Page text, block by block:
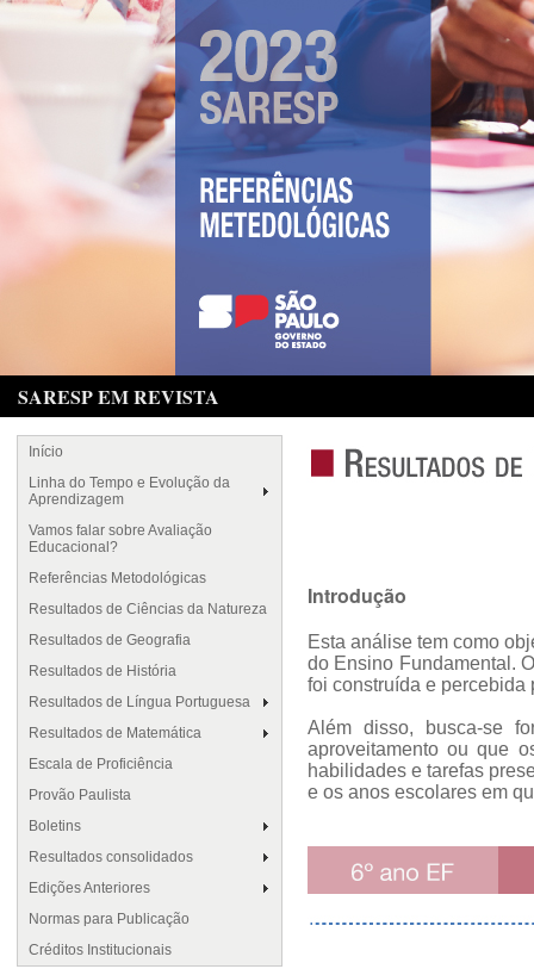
SARESP EM REVISTA
Início
Linha do Tempo e Evolução da
Aprendizagem
Vamos falar sobre Avaliação
Educacional?
Referências Metodológicas
Resultados de Ciências da Natureza
Resultados de Geografia
Resultados de História
Resultados de Língua Portuguesa
Resultados de Matemática
Escala de Proficiência
Provão Paulista
Boletins
Resultados consolidados
Edições Anteriores
Normas para Publicação
Créditos Institucionais
Introdução
Esta análise tem como
do Ensino Fundamental.
foi construída e percebida
Além disso, busca-se
aproveitamento ou que
habilidades e tarefas
e os anos escolares em